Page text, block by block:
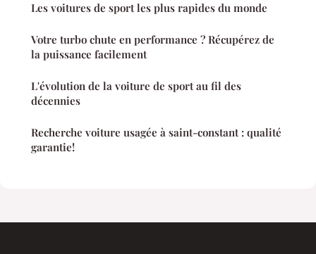
Les voitures de sport les plus rapides du monde
Votre turbo chute en performance ? Récupérez de
la puissance facilement
L'évolution de la voiture de sport au fil des
décennies
Recherche voiture usagée à saint-constant : qualité
garantie!